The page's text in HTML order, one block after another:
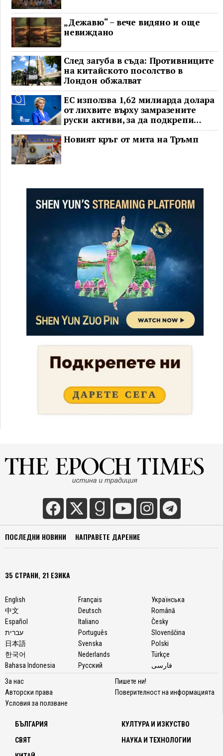
„Дежавю“ – вече видяно и още
невиждано
След загуба в съда: Противниците
на китайското посолство в
Лондон обжалват
ЕС използва 1,62 милиарда долара
от лихвите върху замразените
руски активи, за да подкрепи
Украйна
Новият кръг от мита на Тръмп
ПОСЛЕДНИ НОВИНИ НАПРАВЕТЕ ДАРЕНИЕ
35 СТРАНИ, 21 ЕЗИКА
English
中文
Español
עברית
日本語
한국어
Bahasa Indonesia
Français
Deutsch
Italiano
Português
Svenska
Nederlands
Русский
Українська
Română
Česky
Slovenščina
Polski
Türkçe
فارسی
За нас
Авторски права
Условия за ползване
Пишете ни!
Поверителност на информацията
БЪЛГАРИЯ
СВЯТ
КУЛТУРА И ИЗКУСТВО
НАУКА И ТЕХНОЛОГИИ